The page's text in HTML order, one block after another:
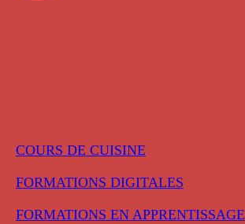
COURS DE CUISINE
FORMATIONS DIGITALES
FORMATIONS EN APPRENTISSAGE